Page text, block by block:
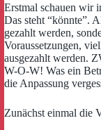
Erstmal schauen wir
Das steht “könnte”.
gezahlt werden,
Voraussetzungen,
ausgezahlt werden.
W-O-W! Was ein
die Anpassung
Zunächst einmal die